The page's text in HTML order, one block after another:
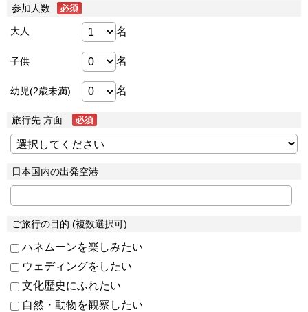
参加人数
大人 名
子供 名
幼児(2歳未満) 名
旅行先 方面
日本国内の出発空港
ご旅行の目的 (複数選択可)
ハネムーンを楽しみたい
ウェディングをしたい
文化歴史にふれたい
自然・動物を観察したい